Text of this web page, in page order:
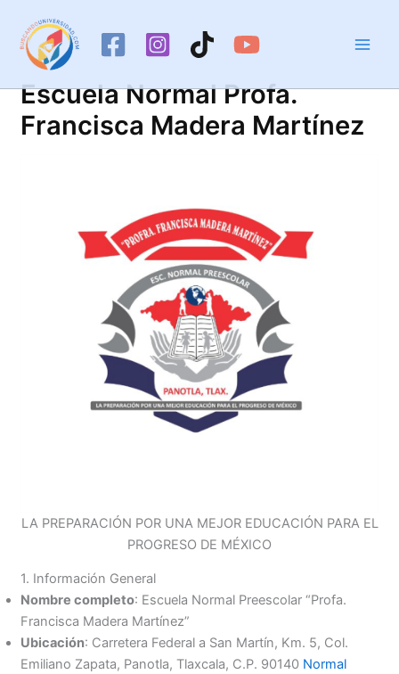
contenido
Escuela Normal Profa.
Francisca Madera Martínez
LA PREPARACIÓN POR UNA MEJOR EDUCACIÓN PARA EL
PROGRESO DE MÉXICO
1. Información General
Nombre completo: Escuela Normal Preescolar “Profa.
Francisca Madera Martínez”
Ubicación: Carretera Federal a San Martín, Km. 5, Col.
Emiliano Zapata, Panotla, Tlaxcala, C.P. 90140 Normal